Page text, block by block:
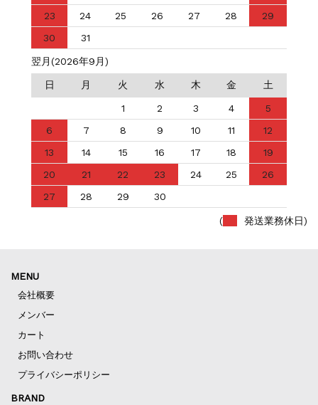
23
24 25 26 27 28
29
30
31
翌月(2026年9月)
日 月 火 水 木 金 土
1 2 3 4
5
6
7 8 9 10 11
12
13
14 15 16 17 18
19
20
21 22 23 24 25
26
27
28 29 30
( 発送業務休日)
MENU
会社概要
メンバー
カート
お問い合わせ
プライバシーポリシー
BRAND